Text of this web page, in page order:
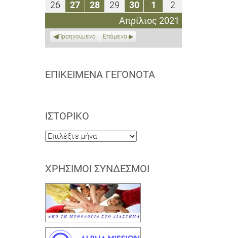
Απρίλιος 2021
2021202120212021202120212021
26
Απριλίου
2727
Απριλίου
2828
Απριλίου
2021
29
Απριλίου
2021
3030
Απριλίου
2021
1
Μαΐου
2021
22
Μαΐου
2021
Προηγούμενο Επόμενο
ΕΠΙΚΕΊΜΕΝΑ ΓΕΓΟΝΌΤΑ
ΙΣΤΟΡΙΚΌ
Ιστορικό
ΧΡΉΣΙΜΟΙ ΣΎΝΔΕΣΜΟΙ